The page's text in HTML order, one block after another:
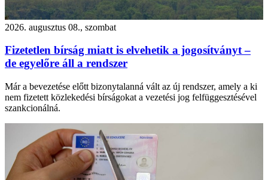
2026. augusztus 08., szombat
Fizetetlen bírság miatt is elvehetik a jogosítványt –
de egyelőre áll a rendszer
Már a bevezetése előtt bizonytalanná vált az új rendszer, amely a ki
nem fizetett közlekedési bírságokat a vezetési jog felfüggesztésével
szankcionálná.